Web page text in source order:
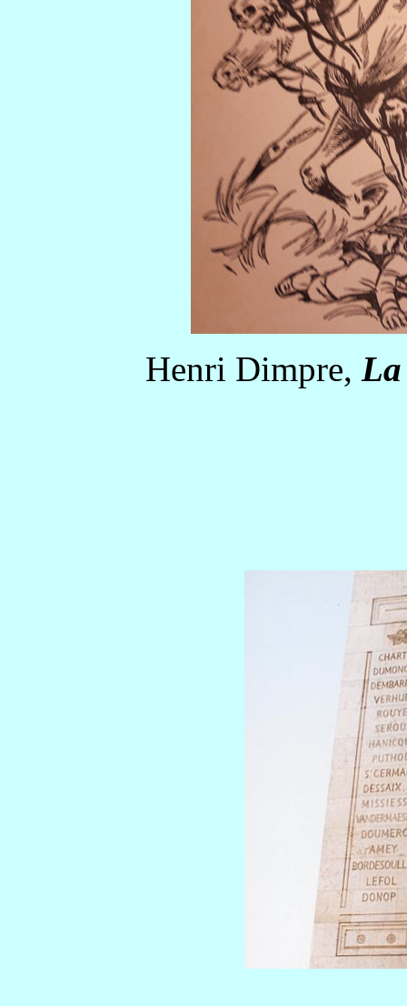
Henri Dimpre, La